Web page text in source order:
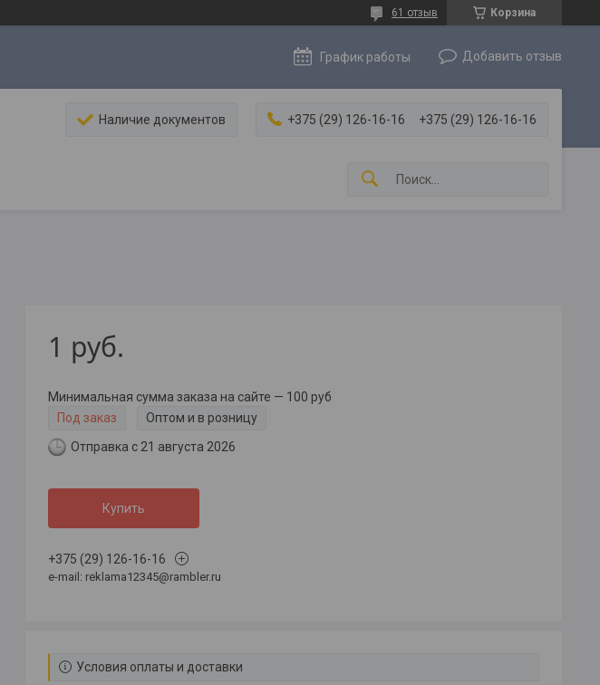
Корзина
61 отзыв
График работы Добавить отзыв
Наличие документов +375 (29) 126-16-16 +375 (29) 126-16-16
1 руб.
Минимальная сумма заказа на сайте — 100 руб
Под заказ
Оптом и в розницу
Отправка с 21 августа 2026
Купить
+375 (29) 126-16-16
e-mail: reklama12345@rambler.ru
Условия оплаты и доставки